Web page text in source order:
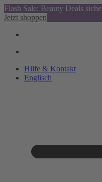
Flash Sale: Beauty Deals
Jetzt shoppen
Hilfe & Kontakt
Englisch